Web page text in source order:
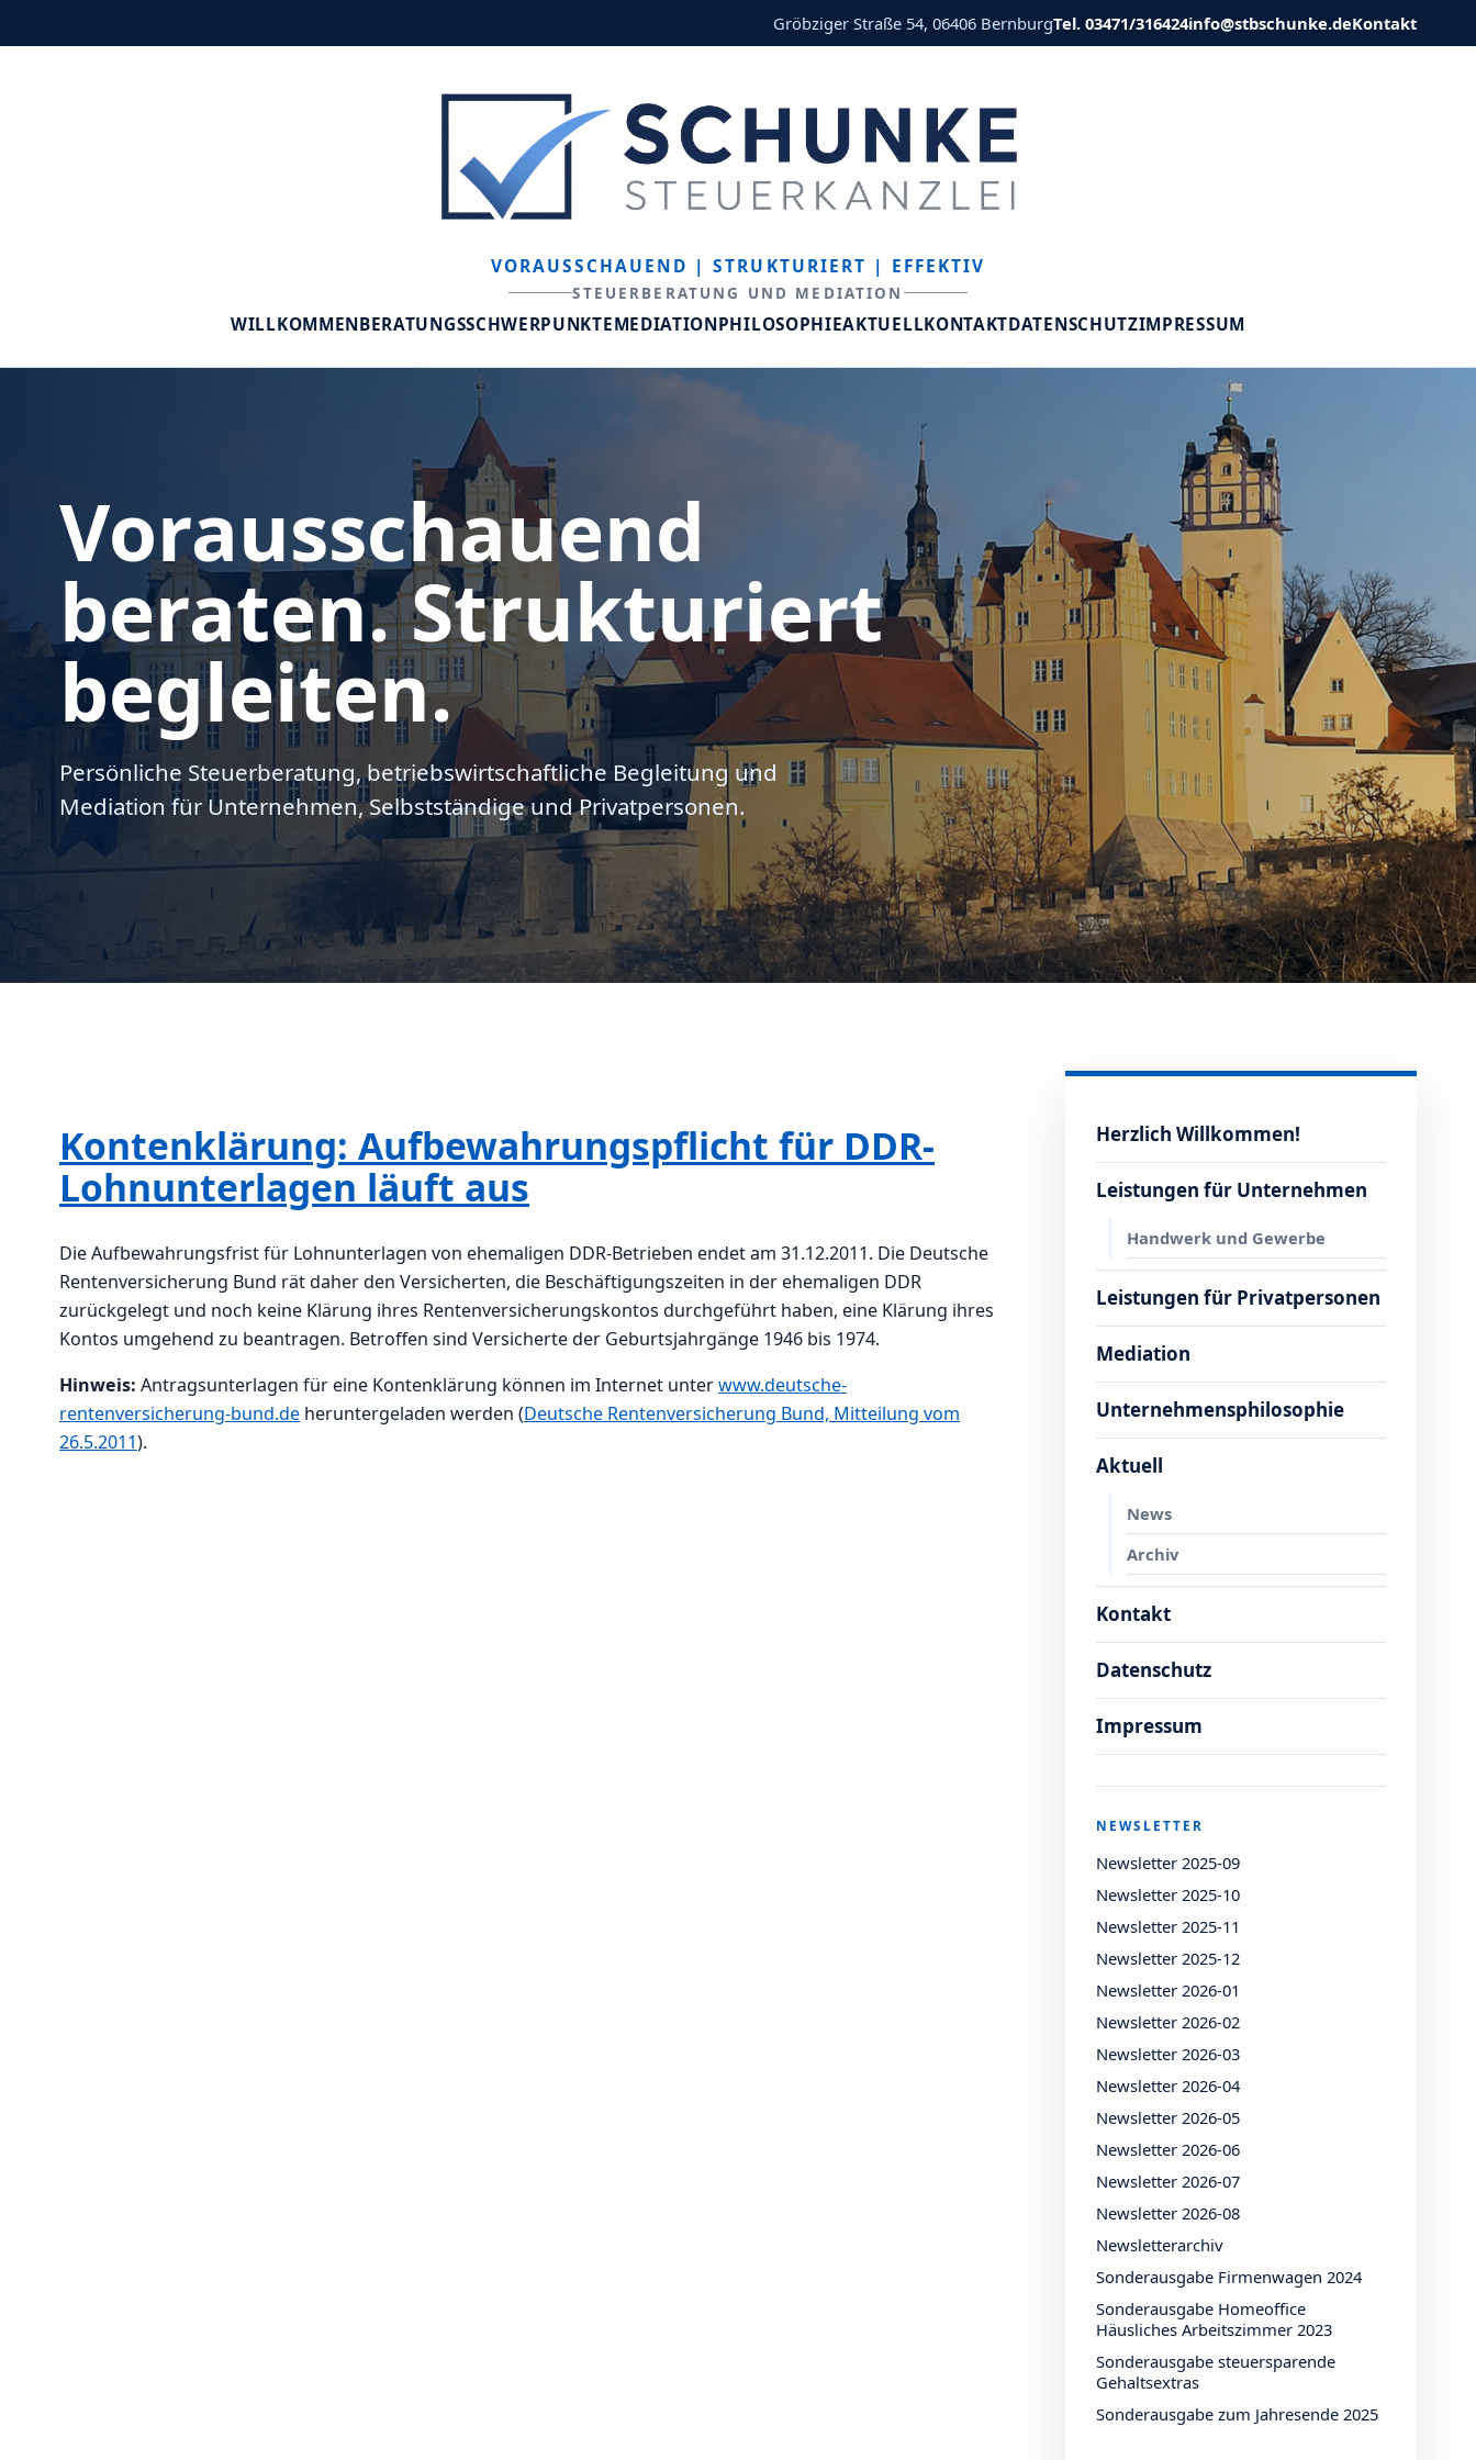
Gröbziger Straße 54, 06406 BernburgTel. 03471/316424info@stbschunke.deKontakt
VORAUSSCHAUEND | STRUKTURIERT | EFFEKTIV
STEUERBERATUNG UND MEDIATION
WILLKOMMENBERATUNGSSCHWERPUNKTEMEDIATIONPHILOSOPHIEAKTUELLKONTAKTDATENSCHUTZIMPRESSUM
Vorausschauend
beraten. Strukturiert
begleiten.
Persönliche Steuerberatung, betriebswirtschaftliche Begleitung und
Mediation für Unternehmen, Selbstständige und Privatpersonen.
Kontenklärung: Aufbewahrungspflicht für DDR-
Lohnunterlagen läuft aus
Die Aufbewahrungsfrist für Lohnunterlagen von ehemaligen DDR-Betrieben endet am 31.12.2011. Die Deutsche
Rentenversicherung Bund rät daher den Versicherten, die Beschäftigungszeiten in der ehemaligen DDR
zurückgelegt und noch keine Klärung ihres Rentenversicherungskontos durchgeführt haben, eine Klärung ihres
Kontos umgehend zu beantragen. Betroffen sind Versicherte der Geburtsjahrgänge 1946 bis 1974.
Hinweis: Antragsunterlagen für eine Kontenklärung können im Internet unterwww.deutsche-
rentenversicherung-bund.de heruntergeladen werden (Deutsche Rentenversicherung Bund, Mitteilung vom
26.5.2011).
Herzlich Willkommen!
Leistungen für Unternehmen
Handwerk und Gewerbe
Leistungen für Privatpersonen
Mediation
Unternehmensphilosophie
Aktuell
News
Archiv
Kontakt
Datenschutz
Impressum
NEWSLETTER
Newsletter 2025-09
Newsletter 2025-10
Newsletter 2025-11
Newsletter 2025-12
Newsletter 2026-01
Newsletter 2026-02
Newsletter 2026-03
Newsletter 2026-04
Newsletter 2026-05
Newsletter 2026-06
Newsletter 2026-07
Newsletter 2026-08
Newsletterarchiv
Sonderausgabe Firmenwagen 2024
Sonderausgabe Homeoffice
Häusliches Arbeitszimmer 2023
Sonderausgabe steuersparende
Gehaltsextras
Sonderausgabe zum Jahresende 2025